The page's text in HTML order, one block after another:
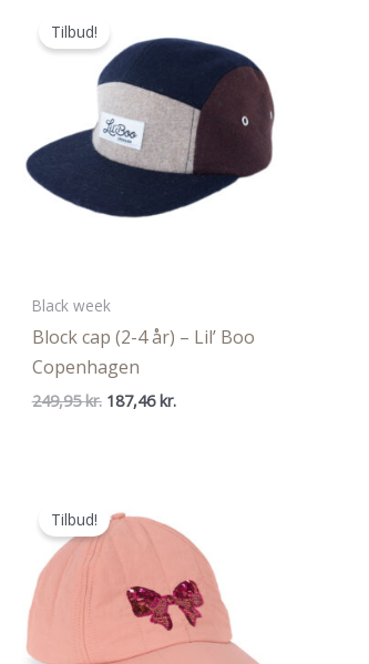
Tilbud!
Black week
Block cap (2-4 år) – Lil’ Boo
Copenhagen
249,95kr. Den
187,46kr.Den
Tilbud!